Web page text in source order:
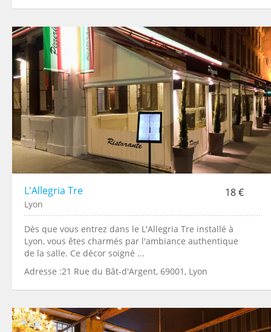
L'Allegria Tre 18 €
Lyon
Dès que vous entrez dans le L'Allegria Tre installé à
Lyon, vous êtes charmés par l'ambiance authentique
de la salle. Ce décor soigné ...
Adresse :21 Rue du Bât-d'Argent, 69001, Lyon